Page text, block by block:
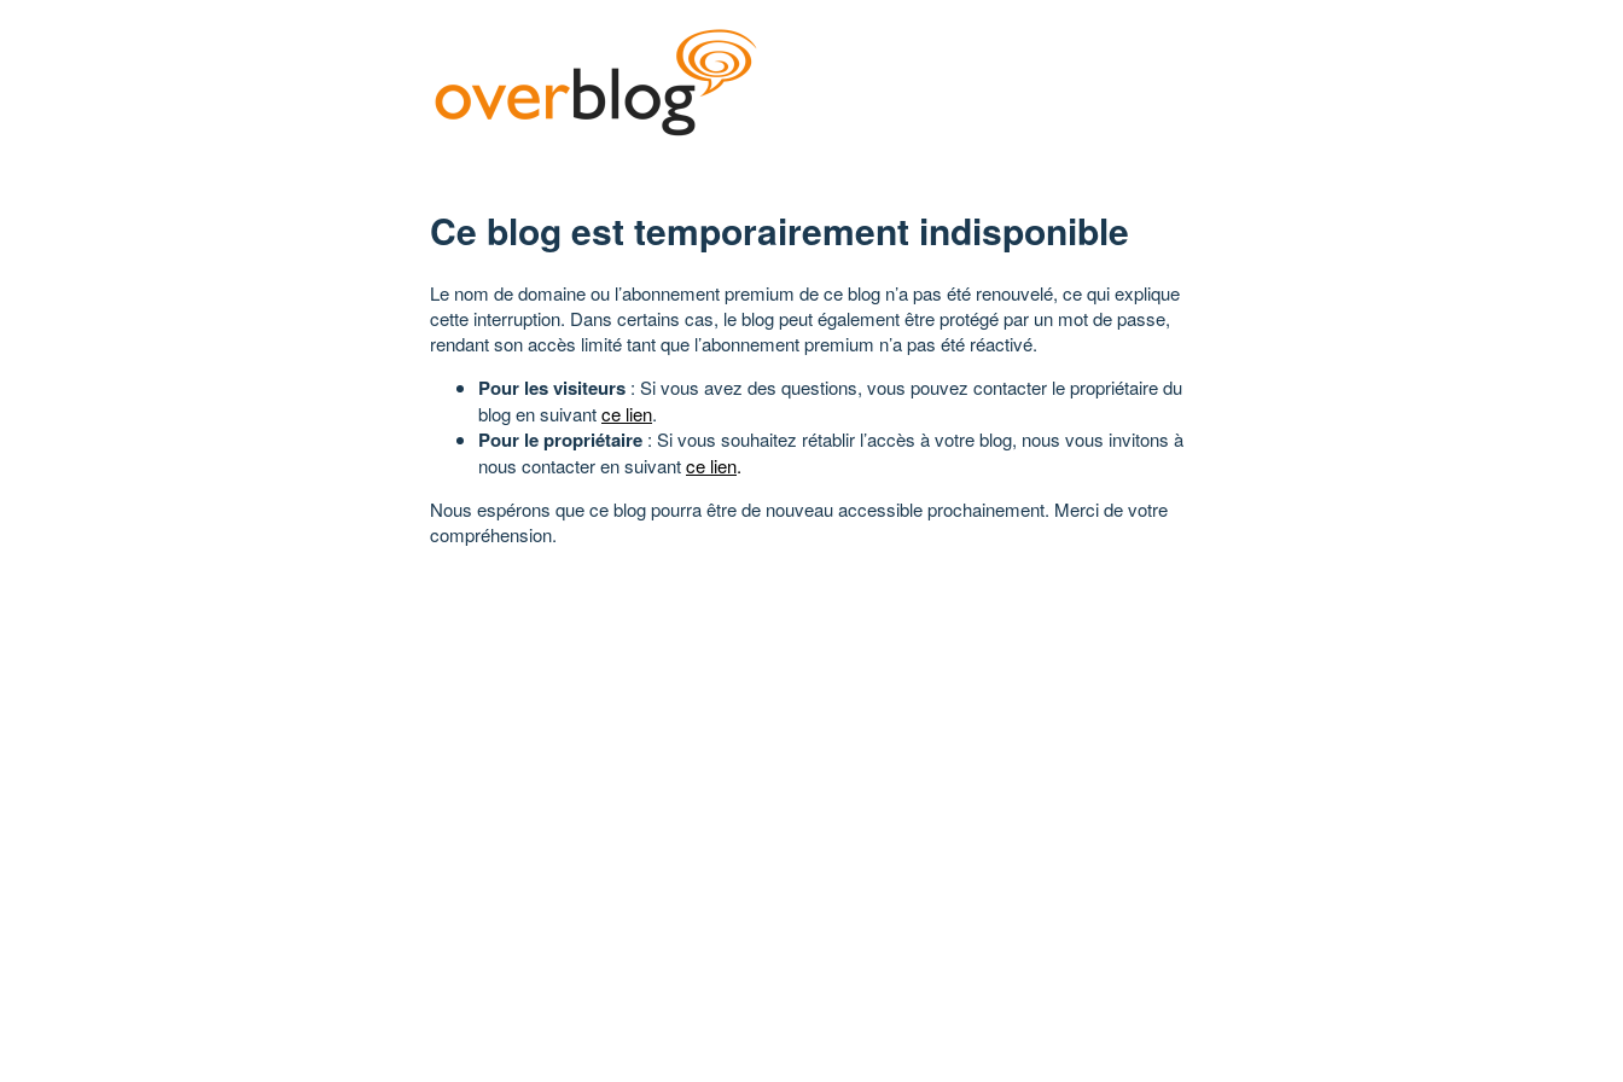
Ce blog est temporairement indisponible
Le nom de domaine ou l’abonnement premium de ce blog n’a pas été renouvelé, ce qui explique
cette interruption. Dans certains cas, le blog peut également être protégé par un mot de passe,
rendant son accès limité tant que l’abonnement premium n’a pas été réactivé.
Pour les visiteurs : Si vous avez des questions, vous pouvez contacter le propriétaire du
blog en suivantce lien.
Pour le propriétaire : Si vous souhaitez rétablir l’accès à votre blog, nous vous invitons à
nous contacter en suivantce lien.
Nous espérons que ce blog pourra être de nouveau accessible prochainement. Merci de votre
compréhension.